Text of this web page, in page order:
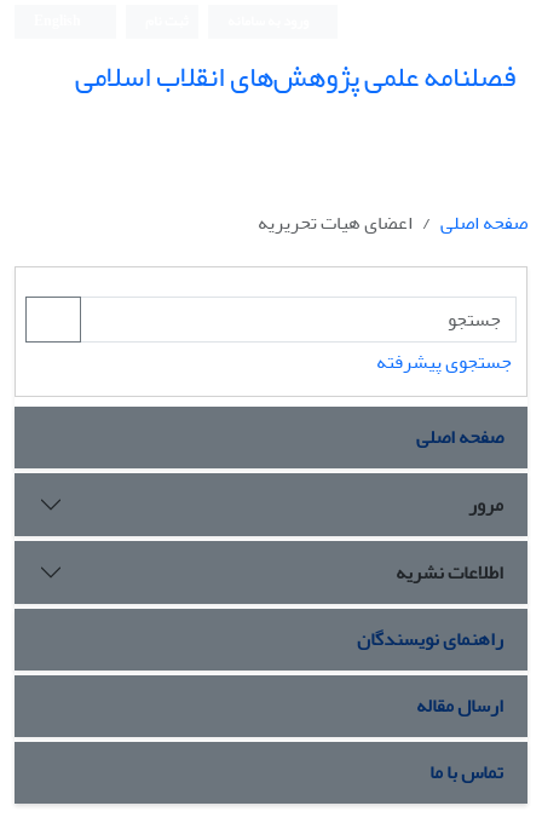
فصلنامه علمی پژوهش‌های انقلاب اسلامی
صفحه اصلی اعضای هیات تحریریه
جستجوی پیشرفته
صفحه اصلی
مرور
اطلاعات نشریه
راهنمای نویسندگان
ارسال مقاله
تماس با ما